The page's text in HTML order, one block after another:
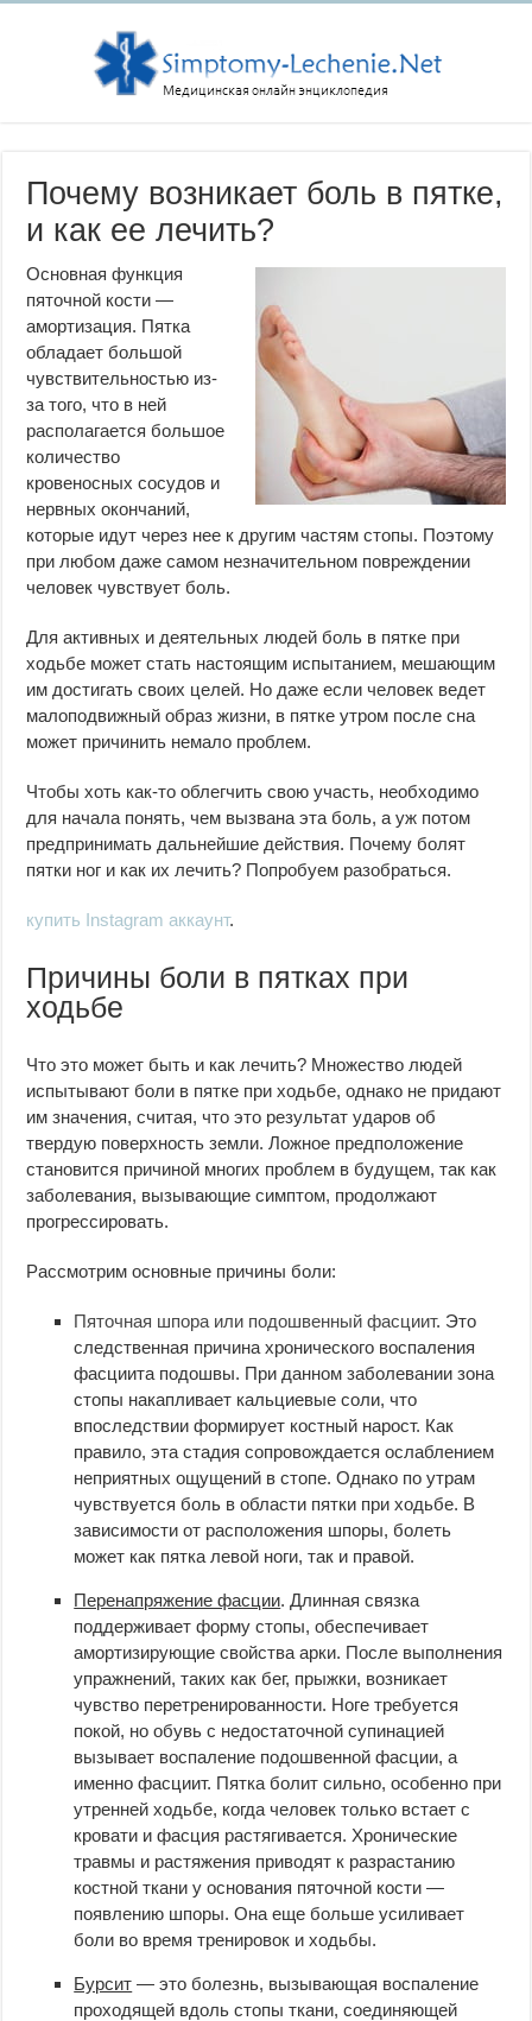
Почему возникает боль в пятке,
и как ее лечить?
Основная функция
пяточной кости —
амортизация. Пятка
обладает большой
чувствительностью из-
за того, что в ней
располагается большое
количество
кровеносных сосудов и
нервных окончаний,
которые идут через нее к другим частям стопы. Поэтому
при любом даже самом незначительном повреждении
человек чувствует боль.
Для активных и деятельных людей боль в пятке при
ходьбе может стать настоящим испытанием, мешающим
им достигать своих целей. Но даже если человек ведет
малоподвижный образ жизни, в пятке утром после сна
может причинить немало проблем.
Чтобы хоть как-то облегчить свою участь, необходимо
для начала понять, чем вызвана эта боль, а уж потом
предпринимать дальнейшие действия. Почему болят
пятки ног и как их лечить? Попробуем разобраться.
купить Instagram аккаунт.
Причины боли в пятках при
ходьбе
Что это может быть и как лечить? Множество людей
испытывают боли в пятке при ходьбе, однако не придают
им значения, считая, что это результат ударов об
твердую поверхность земли. Ложное предположение
становится причиной многих проблем в будущем, так как
заболевания, вызывающие симптом, продолжают
прогрессировать.
Рассмотрим основные причины боли:
Пяточная шпора или подошвенный фасциит. Это
следственная причина хронического воспаления
фасциита подошвы. При данном заболевании зона
стопы накапливает кальциевые соли, что
впоследствии формирует костный нарост. Как
правило, эта стадия сопровождается ослаблением
неприятных ощущений в стопе. Однако по утрам
чувствуется боль в области пятки при ходьбе. В
зависимости от расположения шпоры, болеть
может как пятка левой ноги, так и правой.
Перенапряжение фасции. Длинная связка
поддерживает форму стопы, обеспечивает
амортизирующие свойства арки. После выполнения
упражнений, таких как бег, прыжки, возникает
чувство перетренированности. Ноге требуется
покой, но обувь с недостаточной супинацией
вызывает воспаление подошвенной фасции, а
именно фасциит. Пятка болит сильно, особенно при
утренней ходьбе, когда человек только встает с
кровати и фасция растягивается. Хронические
травмы и растяжения приводят к разрастанию
костной ткани у основания пяточной кости —
появлению шпоры. Она еще больше усиливает
боли во время тренировок и ходьбы.
Бурсит — это болезнь, вызывающая воспаление
проходящей вдоль стопы ткани, соединяющей